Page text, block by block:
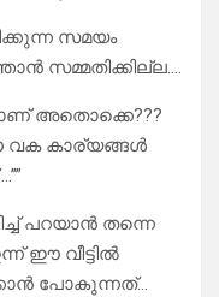
സമയം
സമ്മതിക്കില്ല….
അതൊക്കെ???
കാര്യങ്ങൾ
പറയാൻ തന്നെ
ഈ വീട്ടിൽ
പോകുന്നത്…